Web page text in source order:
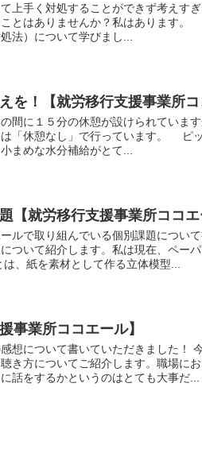
上手く対処することができず考えす
とはありませんか？私はあります。
法）について学びまし...
を！【就労移行支援事業所コ
間に１５分の休憩が設けられていま
「休憩なし」で行っています。 ピ
まめな水分補給がとて...
【就労移行支援事業所ココエ
ルで取り組んでいる個別課題につい
ついて紹介します。私は現在、ペー
、紙を素材として作る立体模型...
事業所ココエール】
想について書いていただきました！
き方についてご紹介します。職場に
話をするかというのはとても大事だ...